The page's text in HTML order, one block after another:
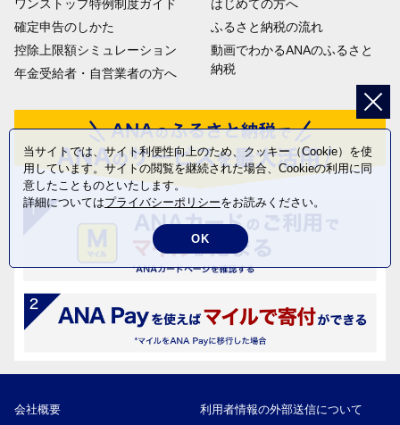
ワンストップ特例制度ガイド
確定申告のしかた
控除上限額シミュレーション
年金受給者・自営業者の方へ
はじめての方へ
ふるさと納税の流れ
動画でわかるANAのふるさと
納税
会社概要 利用者情報の外部送信について
当サイトでは、サイト利便性向上のため、クッキー（Cookie）を使
用しています。サイトの閲覧を継続された場合、Cookieの利用に同
意したことものといたします。
詳細についてはプライバシーポリシーをお読みください。
OK